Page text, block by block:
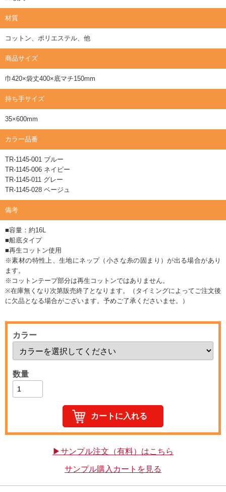
材質
コットン、ポリエステル、他
商品サイズ
巾420×袋丈400×底マチ150mm
持ち手サイズ
35×600mm
カラー品番
TR-1145-001 ブルー
TR-1145-006 ネイビー
TR-1145-011 グレー
TR-1145-028 ベージュ
備考
■容量：約16L
■船底タイプ
■再生コットン使用
※素材の特性上、生地にネップ（小さな糸の固まり）が出る場合があり
ます。
※コットンテープ部分は再生コットンではありません。
※在庫無くなり次第販売終了となります。（タイミングによってご注文後
に欠品となる場合がございます。予めご了承くださいませ。）
カラー
数量
▶サンプル注文（有料）はこちら
サンプル購入カートを見る